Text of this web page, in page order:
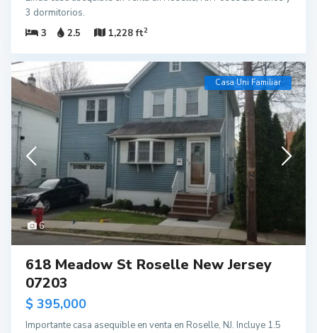
3 dormitorios.
3
2.5 1,228 ft2
6
Casa Uni Familiar
618 Meadow St Roselle New Jersey
07203
$ 395,000
Importante casa asequible en venta en Roselle, NJ. Incluye 1.5